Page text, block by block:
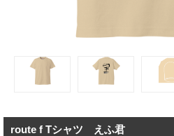
route f Tシャツ えふ君